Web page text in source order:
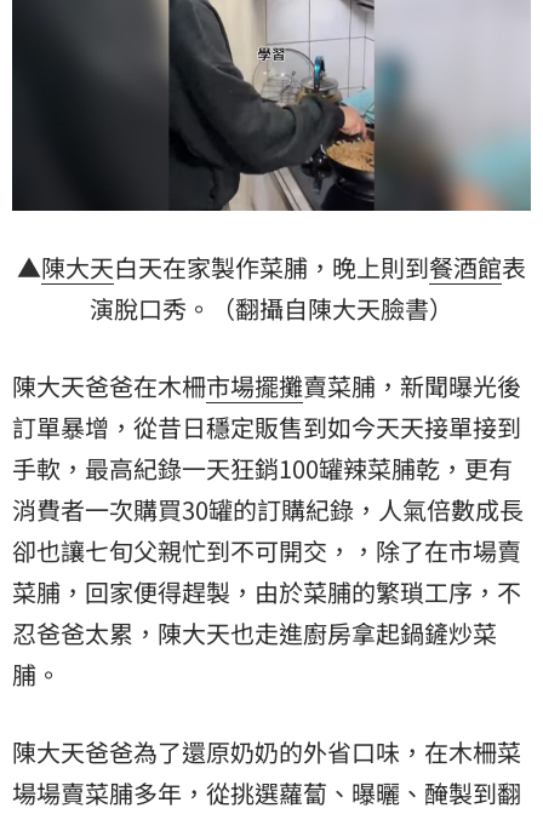
▲陳大天白天在家製作菜脯，晚上則到餐酒館表
演脫口秀。（翻攝自陳大天臉書）
陳大天爸爸在木柵市場擺攤賣菜脯，新聞曝光後
訂單暴增，從昔日穩定販售到如今天天接單接到
手軟，最高紀錄一天狂銷100罐辣菜脯乾，更有
消費者一次購買30罐的訂購紀錄，人氣倍數成長
卻也讓七旬父親忙到不可開交，，除了在市場賣
菜脯，回家便得趕製，由於菜脯的繁瑣工序，不
忍爸爸太累，陳大天也走進廚房拿起鍋鏟炒菜
脯。
陳大天爸爸為了還原奶奶的外省口味，在木柵菜
場場賣菜脯多年，從挑選蘿蔔、曝曬、醃製到翻